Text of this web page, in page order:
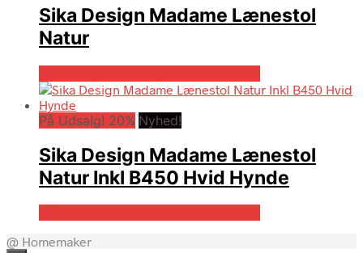
Sika Design Madame Lænestol
Natur
På Udsalg! 20% Nyhed!
Sika Design Madame Lænestol
Natur Inkl B450 Hvid Hynde
@ Homemaker